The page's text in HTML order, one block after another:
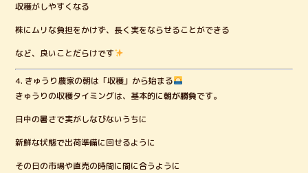
収穫がしやすくなる
株にムリな負担をかけず、長く実をならせることができる
など、良いことだらけです
4. きゅうり農家の朝は「収穫」から始まる
きゅうりの収穫タイミングは、基本的に朝が勝負です。
日中の暑さで実がしなびないうちに
新鮮な状態で出荷準備に回せるように
その日の市場や直売の時間に間に合うように